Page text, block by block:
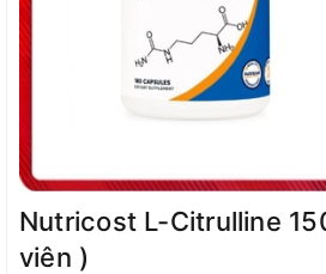
Nutricost L-Citrulline
viên )